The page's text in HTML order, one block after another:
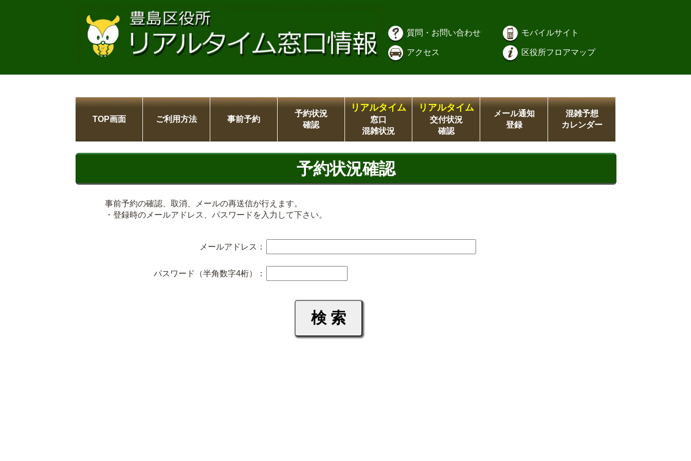
質問・お問い合わせ モバイルサイト
アクセス 区役所フロアマップ
TOP画面 ご利用方法 事前予約
予約状況
確認
リアルタイム
窓口
混雑状況
リアルタイム
交付状況
確認
メール通知
登録
混雑予想
カレンダー
予約状況確認
事前予約の確認、取消、メールの再送信が行えます。
・登録時のメールアドレス、パスワードを入力して下さい。
メールアドレス：
パスワード（半角数字4桁）：